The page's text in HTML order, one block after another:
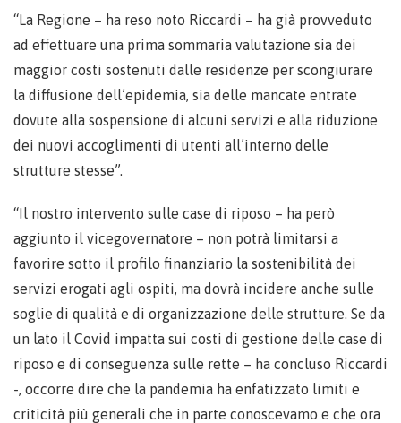
“La Regione – ha reso noto Riccardi – ha già provveduto
ad effettuare una prima sommaria valutazione sia dei
maggior costi sostenuti dalle residenze per scongiurare
la diffusione dell’epidemia, sia delle mancate entrate
dovute alla sospensione di alcuni servizi e alla riduzione
dei nuovi accoglimenti di utenti all’interno delle
strutture stesse”.
“Il nostro intervento sulle case di riposo – ha però
aggiunto il vicegovernatore – non potrà limitarsi a
favorire sotto il profilo finanziario la sostenibilità dei
servizi erogati agli ospiti, ma dovrà incidere anche sulle
soglie di qualità e di organizzazione delle strutture. Se da
un lato il Covid impatta sui costi di gestione delle case di
riposo e di conseguenza sulle rette – ha concluso Riccardi
-, occorre dire che la pandemia ha enfatizzato limiti e
criticità più generali che in parte conoscevamo e che ora